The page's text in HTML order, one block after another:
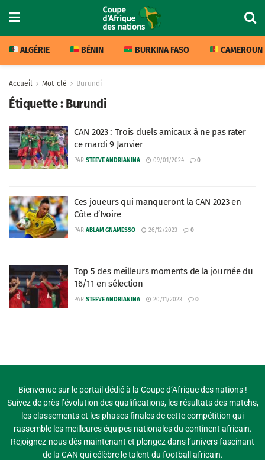
ALGÉRIE BÉNIN BURKINA FASO CAMEROUN
Accueil Mot-clé Burundi
Étiquette : Burundi
CAN 2023 : Trois duels amicaux à ne pas rater
ce mardi 9 Janvier
PAR STEEVE ANDRIANINA 09/01/2024 0
Ces joueurs qui manqueront la CAN 2023 en
Côte d’Ivoire
PAR ABLAM GNAMESSO 26/12/2023 0
Top 5 des meilleurs moments de la journée du
16/11 en sélection
PAR STEEVE ANDRIANINA 20/11/2023 0
Bienvenue sur le portail dédié à la Coupe d’Afrique des nations !
Suivez de près l’évolution des qualifications, les résultats des matchs,
les classements et les phases finales de cette compétition qui
rassemble les meilleures équipes nationales du continent africain.
Rejoignez-nous dès maintenant et plongez dans l’univers fascinant
de la CAN qui célèbre le talent du football africain.